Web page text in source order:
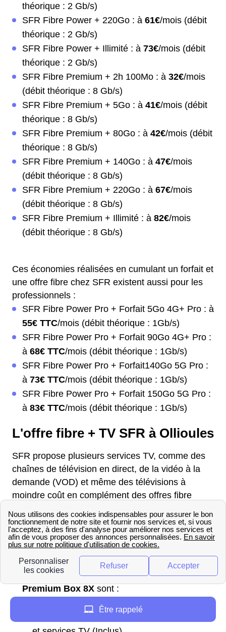
théorique : 2 Gb/s)
SFR Fibre Power + 220Go : à 61€/mois (débit
théorique : 2 Gb/s)
SFR Fibre Power + Illimité : à 73€/mois (débit
théorique : 2 Gb/s)
SFR Fibre Premium + 2h 100Mo : à 32€/mois
(débit théorique : 8 Gb/s)
SFR Fibre Premium + 5Go : à 41€/mois (débit
théorique : 8 Gb/s)
SFR Fibre Premium + 80Go : à 42€/mois (débit
théorique : 8 Gb/s)
SFR Fibre Premium + 140Go : à 47€/mois
(débit théorique : 8 Gb/s)
SFR Fibre Premium + 220Go : à 67€/mois
(débit théorique : 8 Gb/s)
SFR Fibre Premium + Illimité : à 82€/mois
(débit théorique : 8 Gb/s)
Ces économies réalisées en cumulant un forfait et
une offre fibre chez SFR existent aussi pour les
professionnels :
SFR Fibre Power Pro + Forfait 5Go 4G+ Pro : à
55€ TTC/mois (débit théorique : 1Gb/s)
SFR Fibre Power Pro + Forfait 90Go 4G+ Pro :
à 68€ TTC/mois (débit théorique : 1Gb/s)
SFR Fibre Power Pro + Forfait140Go 5G Pro :
à 73€ TTC/mois (débit théorique : 1Gb/s)
SFR Fibre Power Pro + Forfait 150Go 5G Pro :
à 83€ TTC/mois (débit théorique : 1Gb/s)
L'offre fibre + TV SFR à Ollioules
SFR propose plusieurs services TV, comme des
chaînes de télévision en direct, de la vidéo à la
demande (VOD) et même des télévisions à
moindre coût en complément des offres fibre
Les avantages TV pour l'offreSFR Fibre
Startersont : SFR Box 7 TV - Image 4K HDR
(Inclus) / 160 Chaînes et services TV (Inclus)
Les avantages TV pour l'offreSFR Fibre
Premium Box 8X sont :
Connect TV Android - Image 4K HDR, Dolby
Vision, Dolby Atmos (Inclus) / 200 Chaînes
Être rappelé